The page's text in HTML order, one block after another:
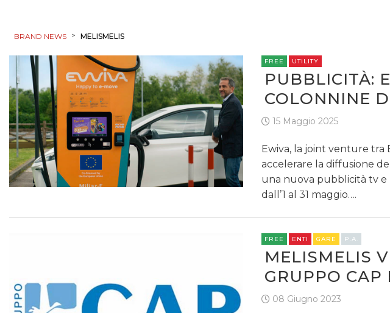
BRAND NEWS > MELISMELIS
FREE UTILITY
PUBBLICITÀ:
COLONNINE
15 Maggio 2025
Ewiva, la joint venture tra
accelerare la diffusione
una nuova pubblicità tv e
dall’1 al 31 maggio….
FREE ENTI GARE P.A.
MELISMELIS
GRUPPO CAP
08 Giugno 2023